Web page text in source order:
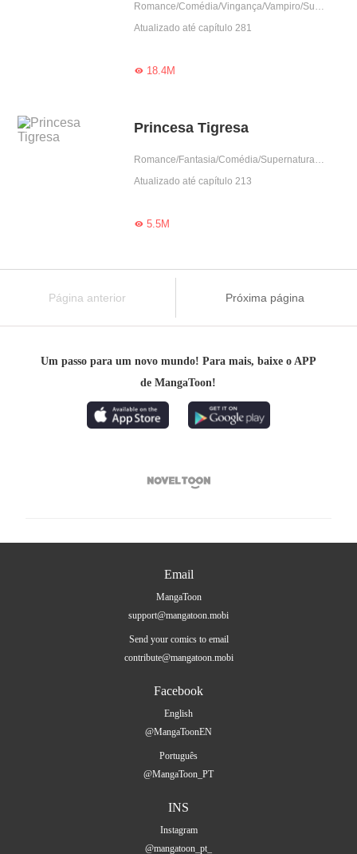
Romance/Comédia/Vingança/Vampiro/Supernatural/Doce/Grávida/Predestinado/Dominante/Mãe solteira
Atualizado até capítulo 281
18.4M
Princesa Tigresa
Romance/Fantasia/Comédia/Supernatural/Reencarnação
Atualizado até capítulo 213
5.5M
Página anterior Próxima página
Um passo para um novo mundo! Para mais, baixe o APP
de MangaToon!

Email
MangaToon
support@mangatoon.mobi
Send your comics to email
contribute@mangatoon.mobi
Facebook
English
@MangaToonEN
Português
@MangaToon_PT
INS
Instagram
@mangatoon_pt_